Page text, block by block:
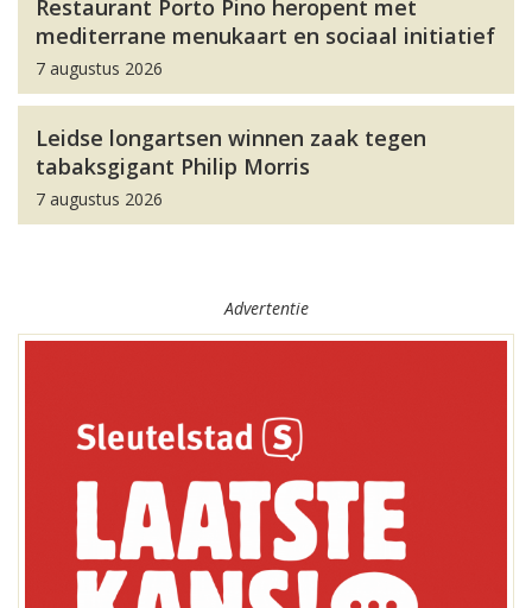
Restaurant Porto Pino heropent met
mediterrane menukaart en sociaal initiatief
7 augustus 2026
Leidse longartsen winnen zaak tegen
tabaksgigant Philip Morris
7 augustus 2026
Advertentie